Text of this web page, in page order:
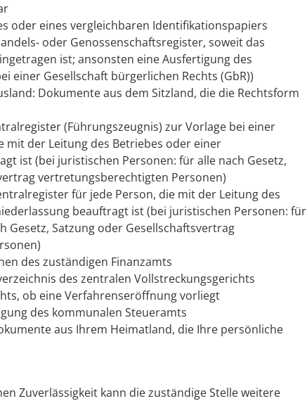
oder eines vergleichbaren Identifikationspapiers
oder Genossenschaftsregister, soweit das
ist; ansonsten eine Ausfertigung des
einer Gesellschaft bürgerlichen Rechts (GbR))
Dokumente aus dem Sitzland, die die Rechtsform
(Führungszeugnis) zur Vorlage bei einer
mit der Leitung des Betriebes oder einer
ist (bei juristischen Personen: für alle nach Gesetz,
vertretungsberechtigten Personen)
für jede Person, die mit der Leitung des
beauftragt ist (bei juristischen Personen: für
Gesetz, Satzung oder Gesellschaftsvertrag
des zuständigen Finanzamts
des zentralen Vollstreckungsgerichts
ob eine Verfahrenseröffnung vorliegt
des kommunalen Steueramts
aus Ihrem Heimatland, die Ihre persönliche
Zuverlässigkeit kann die zuständige Stelle weitere